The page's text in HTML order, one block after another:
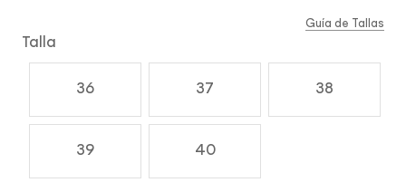
Talla
36 37 38
39 40
Guía de Tallas